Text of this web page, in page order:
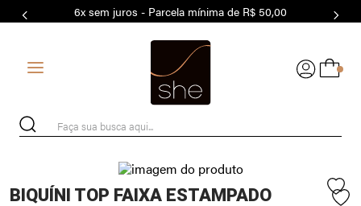
6x sem juros - Parcela mínima de R$ 50,00
0
Faça sua busca aqui...
BIQUÍNI TOP FAIXA ESTAMPADO
7º MODAL